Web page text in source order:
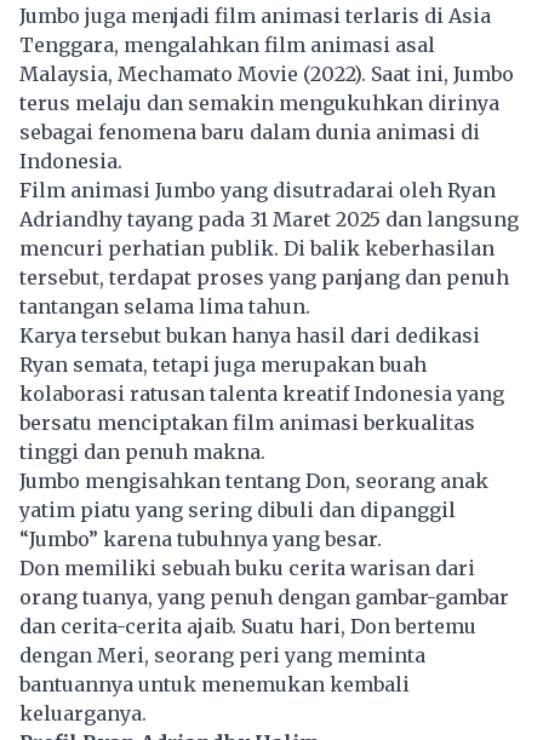
Jumbo juga menjadi film animasi terlaris di Asia
Tenggara, mengalahkan film animasi asal
Malaysia, Mechamato Movie (2022). Saat ini, Jumbo
terus melaju dan semakin mengukuhkan dirinya
sebagai fenomena baru dalam dunia animasi di
Indonesia.
Film animasi Jumbo yang disutradarai oleh Ryan
Adriandhy tayang pada 31 Maret 2025 dan langsung
mencuri perhatian publik. Di balik keberhasilan
tersebut, terdapat proses yang panjang dan penuh
tantangan selama lima tahun.
Karya tersebut bukan hanya hasil dari dedikasi
Ryan semata, tetapi juga merupakan buah
kolaborasi ratusan talenta kreatif Indonesia yang
bersatu menciptakan film animasi berkualitas
tinggi dan penuh makna.
Jumbo mengisahkan tentang Don, seorang anak
yatim piatu yang sering dibuli dan dipanggil
“Jumbo” karena tubuhnya yang besar.
Don memiliki sebuah buku cerita warisan dari
orang tuanya, yang penuh dengan gambar-gambar
dan cerita-cerita ajaib. Suatu hari, Don bertemu
dengan Meri, seorang peri yang meminta
bantuannya untuk menemukan kembali
keluarganya.